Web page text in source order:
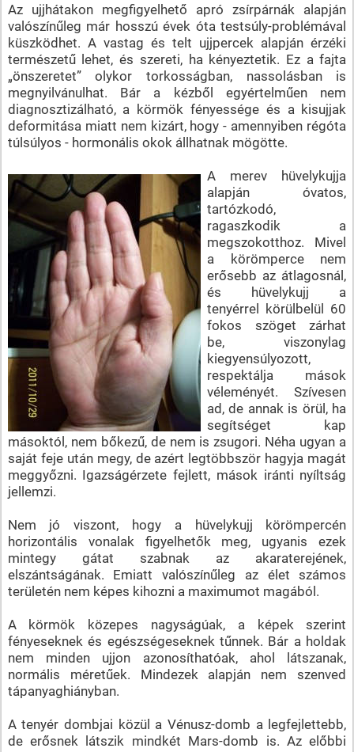
Az ujjhátakon megfigyelhető apró zsírpárnák alapján
valószínűleg már hosszú évek óta testsúly-problémával
küszködhet. A vastag és telt ujjpercek alapján érzéki
természetű lehet, és szereti, ha kényeztetik. Ez a fajta
„önszeretet” olykor torkosságban, nassolásban is
megnyilvánulhat. Bár a kézből egyértelműen nem
diagnosztizálható, a körmök fényessége és a kisujjak
deformitása miatt nem kizárt, hogy - amennyiben régóta
túlsúlyos - hormonális okok állhatnak mögötte.
A merev hüvelykujja
alapján óvatos,
tartózkodó,
ragaszkodik a
megszokotthoz. Mivel
a körömperce nem
erősebb az átlagosnál,
és hüvelykujj a
tenyérrel körülbelül 60
fokos szöget zárhat
be, viszonylag
kiegyensúlyozott,
respektálja mások
véleményét. Szívesen
ad, de annak is örül, ha
segítséget kap
másoktól, nem bőkezű, de nem is zsugori. Néha ugyan a
saját feje után megy, de azért legtöbbször hagyja magát
meggyőzni. Igazságérzete fejlett, mások iránti nyíltság
jellemzi.
Nem jó viszont, hogy a hüvelykujj körömpercén
horizontális vonalak figyelhetők meg, ugyanis ezek
mintegy gátat szabnak az akaraterejének,
elszántságának. Emiatt valószínűleg az élet számos
területén nem képes kihozni a maximumot magából.
A körmök közepes nagyságúak, a képek szerint
fényeseknek és egészségeseknek tűnnek. Bár a holdak
nem minden ujjon azonosíthatóak, ahol látszanak,
normális méretűek. Mindezek alapján nem szenved
tápanyaghiányban.
A tenyér dombjai közül a Vénusz-domb a legfejlettebb,
de erősnek látszik mindkét Mars-domb is. Az előbbi